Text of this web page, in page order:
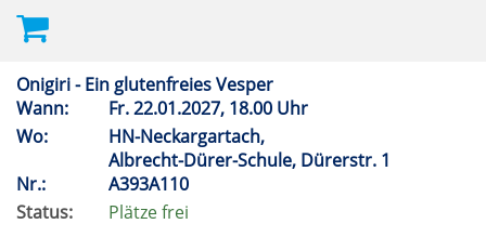
Onigiri - Ein glutenfreies Vesper
Wann:
Fr.22.01.2027, 18.00 Uhr
Wo:
HN-Neckargartach,
Albrecht-Dürer-Schule, Dürerstr. 1
Nr.:
A393A110
Status:
Plätze frei